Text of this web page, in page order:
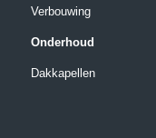
Verbouwing
Onderhoud
Dakkapellen